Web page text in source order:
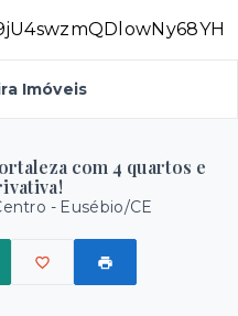
Imóveis
com 4 quartos e
- Eusébio/CE